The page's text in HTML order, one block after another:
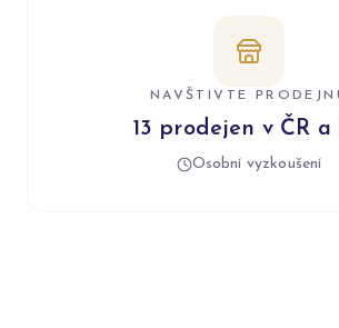
NAVŠTIVTE
13 prodejen v ČR a
Osobní vyzkoušení